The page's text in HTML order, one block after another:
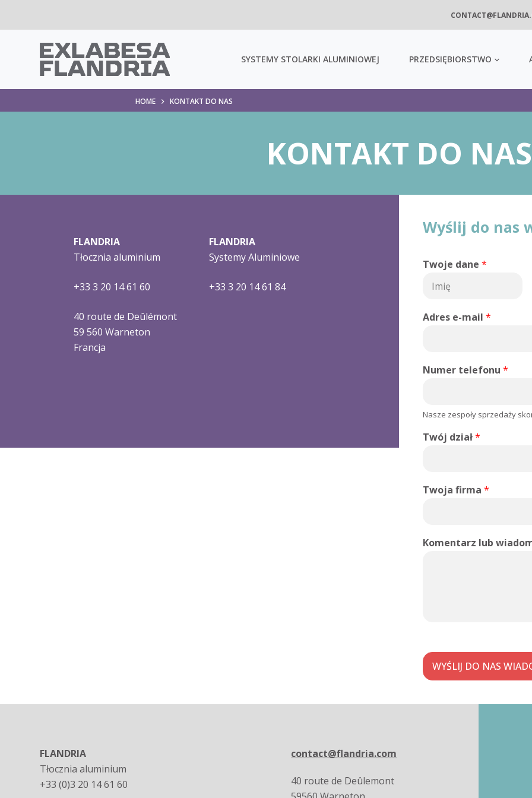
SYSTEMY STOLARKI ALUMINIOWEJ PRZEDSIĘBIORSTWO
HOME KONTAKT DO NAS
KONTAKT DO NAS
FLANDRIA
Tłocznia aluminium
+33 3 20 14 61 60
40 route de Deûlémont
59 560 Warneton
Francja
FLANDRIA
Systemy Aluminiowe
+33 3 20 14 61 84
Wyślij do nas
Twoje dane *
e
y
Adres e-mail *
Numer telefonu *
Nasze zespoły sprzedaży
Twój dział*
Twoja firma *
Komentarz lub
WYŚLIJ DO NAS
FLANDRIA
Tłocznia aluminium
+33 (0)3 20 14 61 60
contact@flandria.com
40 route de Deûlemont